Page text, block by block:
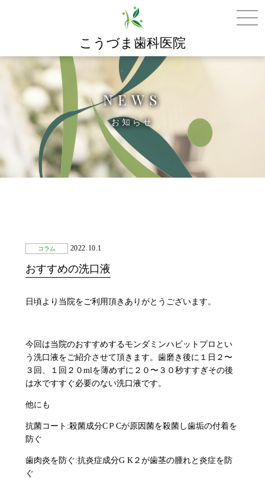
こうづま歯科医院
NEWS
お知らせ
コラム 2022.10.1
おすすめの洗口液
日頃より当院をご利用頂きありがとうございます。
今回は当院のおすすめするモンダミンハビットプロとい
う洗口液をご紹介させて頂きます。歯磨き後に１日２〜
３回、１回２０mlを薄めずに２０〜３０秒すすぎその後
は水ですすぐ必要のない洗口液です。
他にも
抗菌コート:殺菌成分CＰCが原因菌を殺菌し歯垢の付着を
防ぐ
歯肉炎を防ぐ:抗炎症成分G K２が歯茎の腫れと炎症を防
ぐ